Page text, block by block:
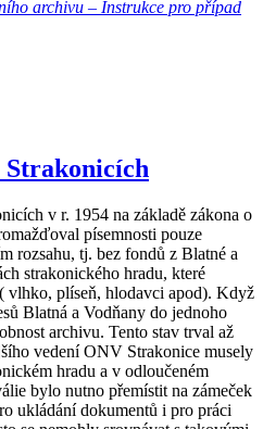
archivu – Instrukce pro případ
v r. 1954 na základě zákona o
písemnosti pouze
rozsahu, tj. bez fondů z Blatné a
strakonického hradu, které
vlhko, plíseň, hlodavci apod). Když
Blatná a Vodňany do jednoho
archivu. Tento stav trval až
vedení ONV Strakonice musely
hradu a v odloučeném
bylo nutno přemístit na zámeček
ukládání dokumentů i pro práci